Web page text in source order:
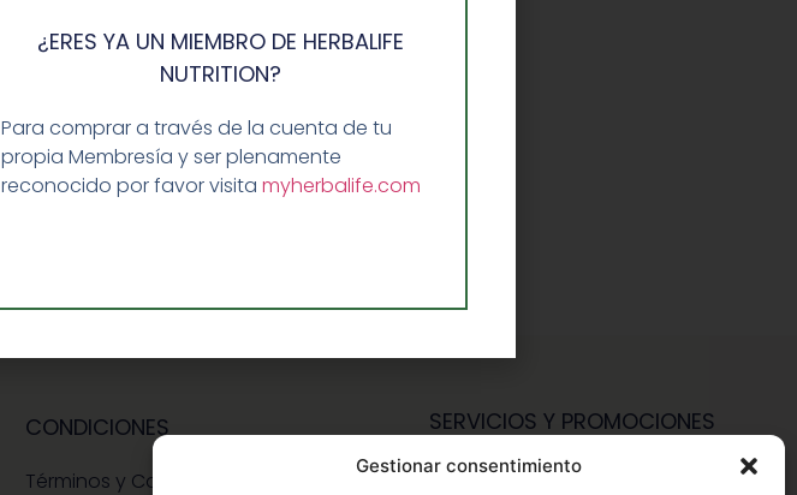
Gestionar consentimiento
CONDICIONES
Términos y Condiciones
SERVICIOS Y PROMOCIONES
Hazte Miembro Herbalife
¿ERES YA UN MIEMBRO DE HERBALIFE
NUTRITION?
Para comprar a través de la cuenta de tu
propia Membresía y ser plenamente
reconocido por favor visita myherbalife.com